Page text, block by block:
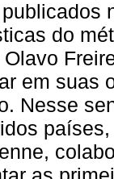
do
em suas
Nesse